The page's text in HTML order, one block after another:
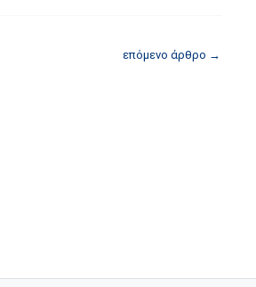
επόμενο άρθρο →